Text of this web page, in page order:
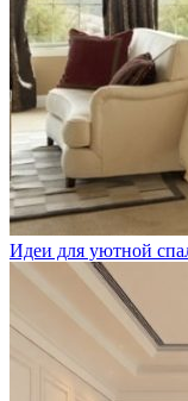
Идеи для уютной